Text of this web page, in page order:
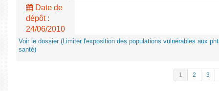
Date de
dépôt :
24/06/2010
Voir le dossier (Limiter l'exposition des populations vulnérables aux
santé)
1 2 3